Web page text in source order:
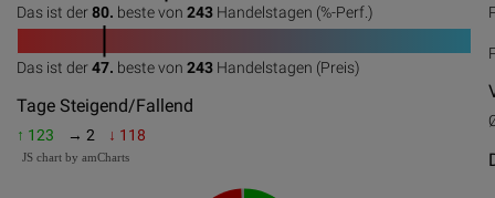
20 60
Das ist der80. beste von 243 Handelstagen (%-Perf.)
60
Das ist der47. beste von 243 Handelstagen (Preis)
Tage Steigend/Fallend
↑ 123 → 2 ↓ 118
JS chart by amCharts